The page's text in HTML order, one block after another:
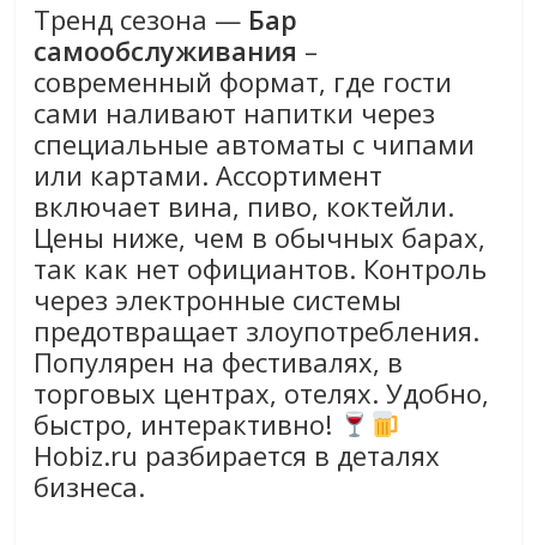
Тренд сезона — Бар
самообслуживания –
современный формат, где гости
сами наливают напитки через
специальные автоматы с чипами
или картами. Ассортимент
включает вина, пиво, коктейли.
Цены ниже, чем в обычных барах,
так как нет официантов. Контроль
через электронные системы
предотвращает злоупотребления.
Популярен на фестивалях, в
торговых центрах, отелях. Удобно,
быстро, интерактивно!
Hobiz.ru разбирается в деталях
бизнеса.